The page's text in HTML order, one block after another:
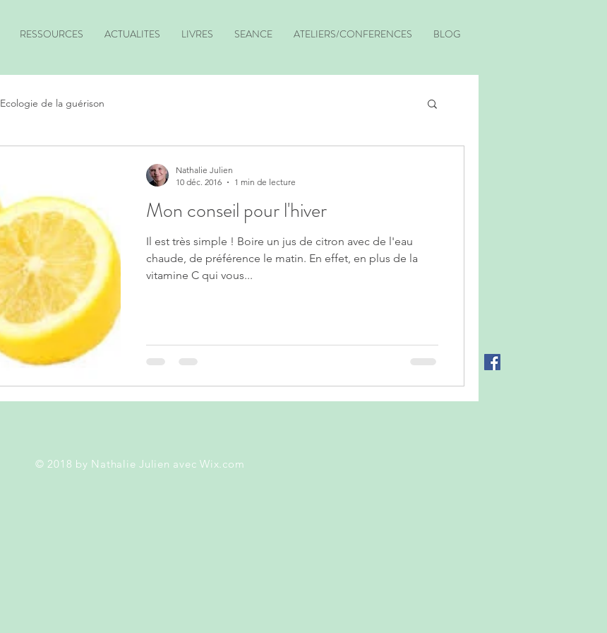
RESSOURCES ACTUALITES LIVRES SEANCE ATELIERS/CONFERENCES BLOG
Ecologie de la guérison
Mon conseil pour l'hiver
Il est très simple ! Boire un jus de citron avec de l'eau
chaude, de préférence le matin. En effet, en plus de la
vitamine C qui vous...
Nathalie Julien
10 déc. 2016
1 min de lecture
© 2018 by Nathalie Julien avec Wix.com